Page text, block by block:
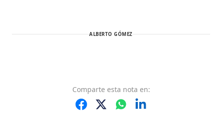
ALBERTO GÓMEZ
Comparte esta nota en: